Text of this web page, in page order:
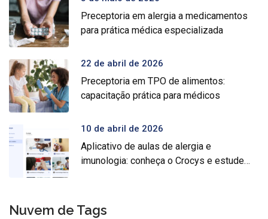
Preceptoria em alergia a medicamentos
para prática médica especializada
22 de abril de 2026
Preceptoria em TPO de alimentos:
capacitação prática para médicos
10 de abril de 2026
Aplicativo de aulas de alergia e
imunologia: conheça o Crocys e estude
Nuvem de Tags